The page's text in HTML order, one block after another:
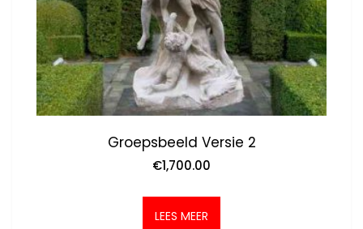
Groepsbeeld Versie 2
€1,700.00
LEES MEER